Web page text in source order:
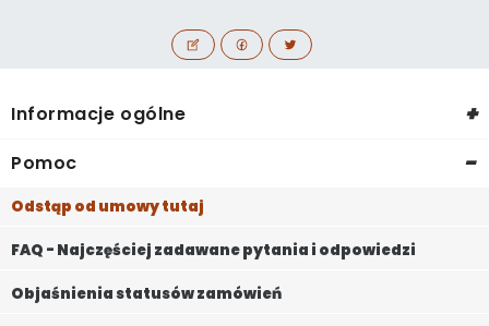
Informacje ogólne +
Pomoc -
Odstąp od umowy tutaj
FAQ - Najczęściej zadawane pytania i odpowiedzi
Objaśnienia statusów zamówień